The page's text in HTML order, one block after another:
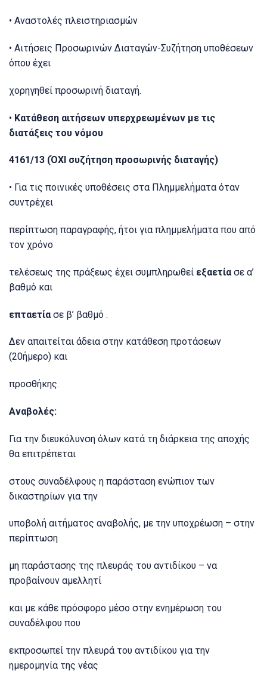
• Αναστολές πλειστηριασμών
• Αιτήσεις Προσωρινών Διαταγών-Συζήτηση υποθέσεων
όπου έχει
χορηγηθεί προσωρινή διαταγή.
• Κατάθεση αιτήσεων υπερχρεωμένων με τις
διατάξεις του νόμου
4161/13 (ΌΧΙ συζήτηση προσωρινής διαταγής)
• Για τις ποινικές υποθέσεις στα Πλημμελήματα όταν
συντρέχει
περίπτωση παραγραφής, ήτοι για πλημμελήματα που από
τον χρόνο
τελέσεως της πράξεως έχει συμπληρωθεί εξαετία σε α’
βαθμό και
επταετία σε β’ βαθμό .
Δεν απαιτείται άδεια στην κατάθεση προτάσεων
(20ήμερο) και
προσθήκης.
Αναβολές:
Για την διευκόλυνση όλων κατά τη διάρκεια της αποχής
θα επιτρέπεται
στους συναδέλφους η παράσταση ενώπιον των
δικαστηρίων για την
υποβολή αιτήματος αναβολής, με την υποχρέωση – στην
περίπτωση
μη παράστασης της πλευράς του αντιδίκου – να
προβαίνουν αμελλητί
και με κάθε πρόσφορο μέσο στην ενημέρωση του
συναδέλφου που
εκπροσωπεί την πλευρά του αντιδίκου για την
ημερομηνία της νέας